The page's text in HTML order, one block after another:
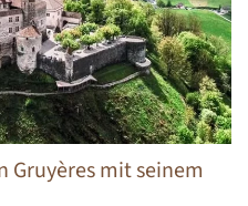
Gruyères mit seinem